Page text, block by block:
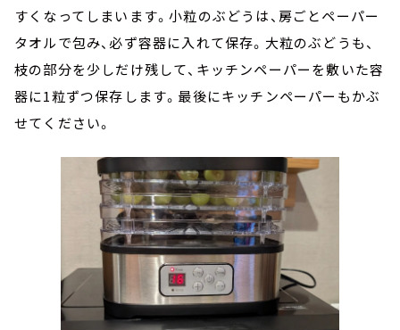
すくなってしまいます。小粒のぶどうは、房ごとペーパー
タオルで包み、必ず容器に入れて保存。大粒のぶどうも、
枝の部分を少しだけ残して、キッチンペーパーを敷いた容
器に1粒ずつ保存します。最後にキッチンペーパーもかぶ
せてください。